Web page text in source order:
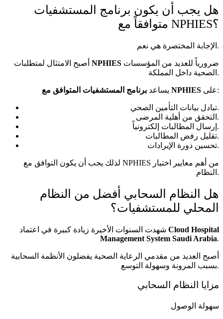
هل يجب أن يكون برنامج المستشفيات
متوافقاً مع NPHIES؟
الإجابة المختصرة هي نعم.
NPHIES
الصحية داخل المملكة.
يساعد برنامج المستشفيات المتوافق مع NPHIES على:
تبادل بيانات التأمين الصحي.
التحقق من أهلية المرضى.
إرسال المطالبات إلكترونياً.
تقليل رفض المطالبات.
تحسين دورة الإيرادات.
لذلك يجب أن يكون التوافق مع NPHIES من أهم معايير اختيار
النظام.
هل النظام السحابي أفضل من النظام
المحلي للمستشفيات؟
Cloud Hospital
Management System Saudi Arabia.
أصبح العديد من مقدمي الرعاية الصحية يفضلون الأنظمة السحابية
بسبب المرونة وسهولة التوسع.
مزايا النظام السحابي
سهولة الوصول